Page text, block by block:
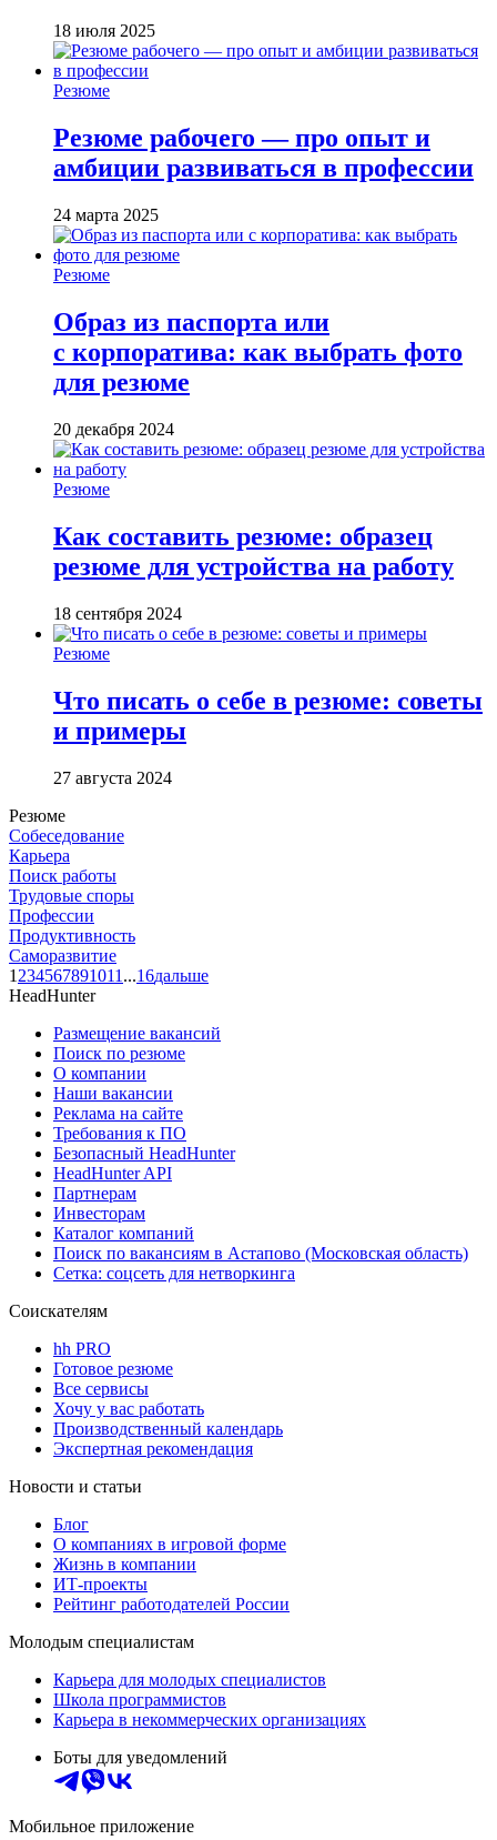
18 июля 2025
Резюме
Резюме рабочего — про опыт и
амбиции развиваться в профессии
24 марта 2025
Резюме
Образ из паспорта или
с корпоратива: как выбрать фото
для резюме
20 декабря 2024
Резюме
Как составить резюме: образец
резюме для устройства на работу
18 сентября 2024
Резюме
Что писать о себе в резюме: советы
и примеры
27 августа 2024
Резюме
Собеседование
Карьера
Поиск работы
Трудовые споры
Профессии
Продуктивность
Саморазвитие
1 234567891011 ...16дальше
HeadHunter
Размещение вакансий
Поиск по резюме
О компании
Наши вакансии
Реклама на сайте
Требования к ПО
Безопасный HeadHunter
HeadHunter API
Партнерам
Инвесторам
Каталог компаний
Поиск по вакансиям в Астапово (Московская область)
Сетка: соцсеть для нетворкинга
Соискателям
hh PRO
Готовое резюме
Все сервисы
Хочу у вас работать
Производственный календарь
Экспертная рекомендация
Новости и статьи
Блог
О компаниях в игровой форме
Жизнь в компании
ИТ-проекты
Рейтинг работодателей России
Молодым специалистам
Карьера для молодых специалистов
Школа программистов
Карьера в некоммерческих организациях
Боты для уведомлений
Мобильное приложение